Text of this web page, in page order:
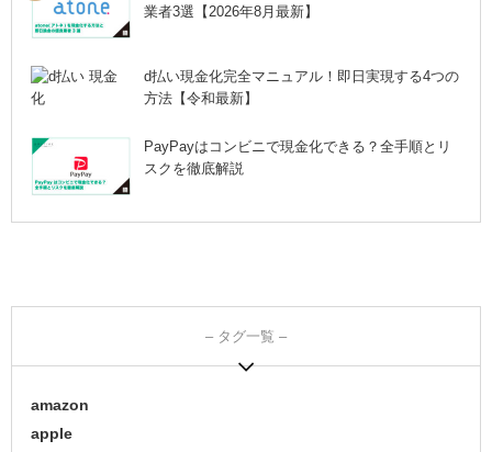
業者3選【2026年8月最新】
d払い現金化完全マニュアル！即日実現する4つの
方法【令和最新】
PayPayはコンビニで現金化できる？全手順とリ
スクを徹底解説
– タグ一覧 –
amazon
apple